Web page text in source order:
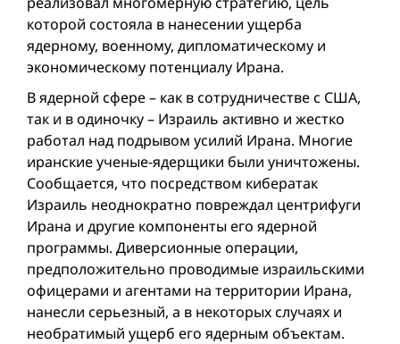
которой состояла в нанеceнии ущербa
ядерному, военному, дипломатическому и
экономическому потенциалу Ирана.
В ядерной сфере – как в сотрудничестве с США,
так и в одиночку – Израиль активно и жестко
работал над подрывом усилий Ирана. Многие
иранские ученые-ядерщики были уничтожены.
Сообщается, что посредством кибератак
Израиль неоднократно повреждал центрифуги
Ирана и другие компоненты его ядерной
программы. Диверсионные операции,
предположительно проводимые израильскими
офицерами и агентами на территории Ирана,
нанесли серьезный, а в некоторых случаях и
необратимый ущерб его ядерным объектам.